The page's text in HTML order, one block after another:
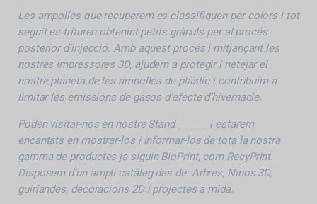
Les ampolles que recuperem es classifiquen per colors i tot
seguit es trituren obtenint petits grànuls per al procés
posterior d’injecció. Amb aquest procés i mitjançant les
nostres impressores 3D, ajudem a protegir i netejar el
nostre planeta de les ampolles de plàstic i contribuïm a
limitar les emissions de gasos d’efecte d’hivernacle.
Poden visitar-nos en nostre Stand ______ i estarem
encantats en mostrar-los i informar-los de tota la nostra
gamma de productes ja siguin BioPrint, com RecyPrint.
Disposem d’un ampli catàleg des de: Arbres, Ninos 3D,
guirlandes, decoracions 2D i projectes a mida.